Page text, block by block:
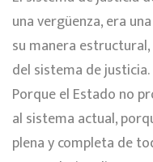
una vergüenza, era
su manera
del sistema de justicia.
Porque el Estado no
al sistema actual,
plena y completa de